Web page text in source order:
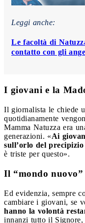
Leggi anche:
Le facoltà di
contatto con gli
I giovani e la
Il giornalista le chiede
quotidianamente
Mamma Natuzza era
generazioni. «Ai
sull’orlo del
è triste per questo».
Il “mondo nuovo”
Ed evidenzia, sempre
cambiare i giovani, se
hanno la volontà
innanzi tutto il Signore,